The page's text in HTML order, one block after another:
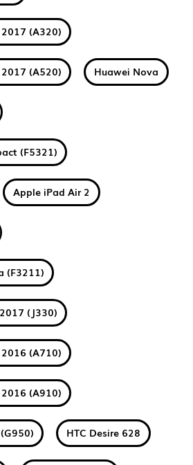
(A320)
(A520) Huawei Nova
(F5321)
Apple iPad Air 2
(F3211)
(J330)
(A710)
(A910)
HTC Desire 628